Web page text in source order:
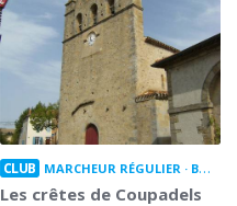
CLUB MARCHEUR RÉGULIER BOUCLE
Les crêtes de Coupadels